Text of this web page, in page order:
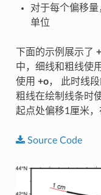
对于每个偏移
单位
下面的示例展示了
中，细线和粗线使
使用 +o， 此时线
粗线在绘制线条时
起点处偏移1厘米，
Source Code